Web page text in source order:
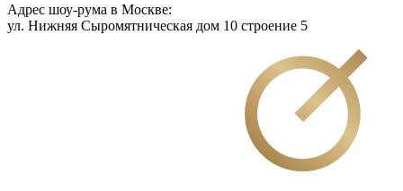
Адрес шоу-рума в Москве:
ул. Нижняя Сыромятническая дом 10 cтроение 5